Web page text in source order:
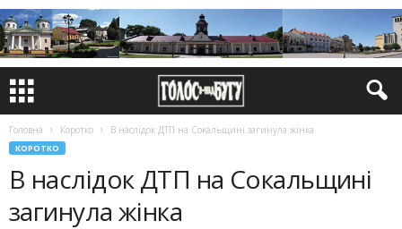
Головна Коротко В наслідок ДТП на Сокальщині загинула жінка
КОРОТКО
В наслідок ДТП на Сокальщині
загинула жінка